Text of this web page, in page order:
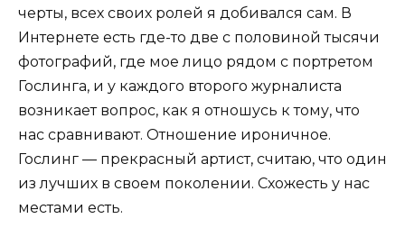
черты, всех своих ролей я добивался сам. В
Интернете есть где-то две с половиной тысячи
фотографий, где мое лицо рядом с портретом
Гослинга, и у каждого второго журналиста
возникает вопрос, как я отношусь к тому, что
нас сравнивают. Отношение ироничное.
Гослинг — прекрасный артист, считаю, что один
из лучших в своем поколении. Схожесть у нас
местами есть.